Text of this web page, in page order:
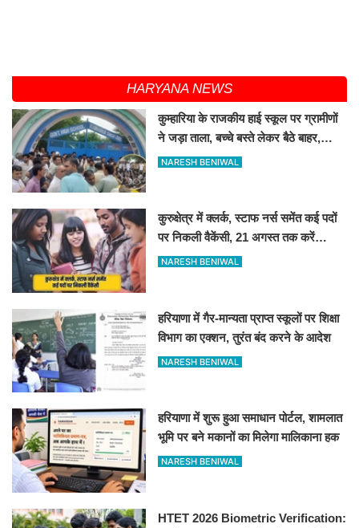
HARYANA NEWS
कुम्हारिया के राजकीय हाई स्कूल पर ग्रामीणों
ने जड़ा ताला, बच्चे बस्ते लेकर बैठे बाहर,
जानिए कारण
NARESH BENIWAL
कुरुक्षेत्र में क्लर्क, स्टाफ नर्स समेंत कई पदों
पर निकली वैकेंसी, 21 अगस्त तक करें
आवेदन
NARESH BENIWAL
हरियाणा में गैर-मान्यता प्राप्त स्कूलों पर शिक्षा
विभाग का एक्शन, तुरंत बंद करने के आदेश
NARESH BENIWAL
हरियाणा में शुरू हुआ समाधान पोर्टल, शामलात
भूमि पर बने मकानों का मिलेगा मालिकाना हक
NARESH BENIWAL
HTET 2026 Biometric Verification: